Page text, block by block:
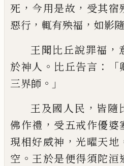
死 ， 今用是故 ， 受其宿
惡行 ， 輒有殃福 ， 如影
王聞比丘說罪福 ，
於神人 。 比丘告言 ：「
三界師 。」
王及國人民 ， 皆隨
佛作禮 ， 受五戒作優婆
現相好威神 ， 光曜天地
空 。 王於是便得須陀洹